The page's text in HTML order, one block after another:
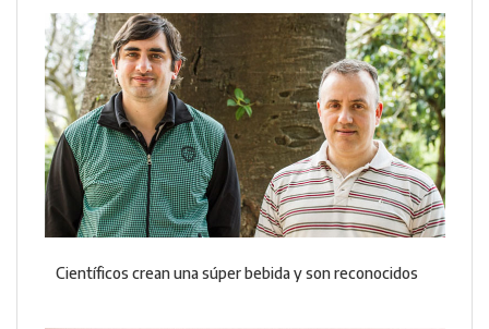
Científicos crean una súper bebida y son reconocidos